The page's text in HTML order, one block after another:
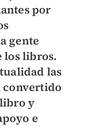
por
gente
los libros.
las
convertido
y
e